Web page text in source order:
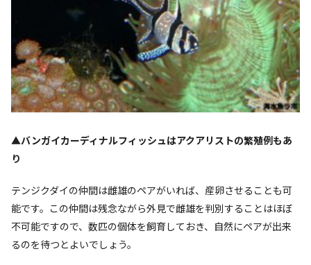
▲バンガイカーディナルフィッシュはアクアリストの繁殖例もあ
り
テンジクダイの仲間は雌雄のペアがいれば、産卵させることも可
能です。この仲間は残念ながら外見で雌雄を判別することはほぼ
不可能ですので、数匹の個体を飼育しておき、自然にペアが出来
るのを待つとよいでしょう。